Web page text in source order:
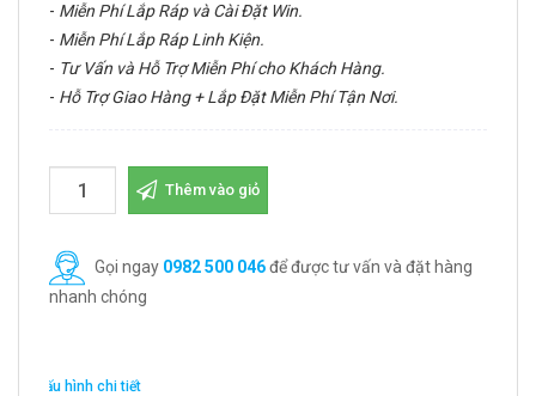
- Miễn Phí Lắp Ráp và Cài Đặt Win.
- Miễn Phí Lắp Ráp Linh Kiện.
- Tư Vấn và Hỗ Trợ Miễn Phí cho Khách Hàng.
- Hỗ Trợ Giao Hàng + Lắp Đặt Miễn Phí Tận Nơi.
Thêm vào giỏ
Gọi ngay 0982 500 046để được tư vấn và đặt hàng
nhanh chóng
Cấu hình chi tiết